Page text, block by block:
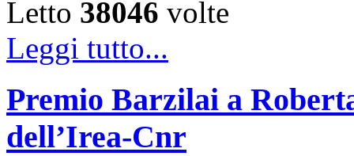
Letto 38046 volte
Leggi tutto...
Premio Barzilai a
dell’Irea-Cnr